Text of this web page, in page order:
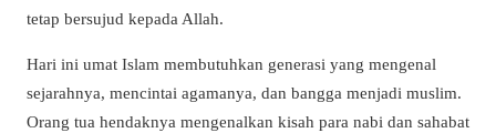
tetap bersujud kepada Allah.
Hari ini umat Islam membutuhkan generasi yang mengenal
sejarahnya, mencintai agamanya, dan bangga menjadi muslim.
Orang tua hendaknya mengenalkan kisah para nabi dan sahabat